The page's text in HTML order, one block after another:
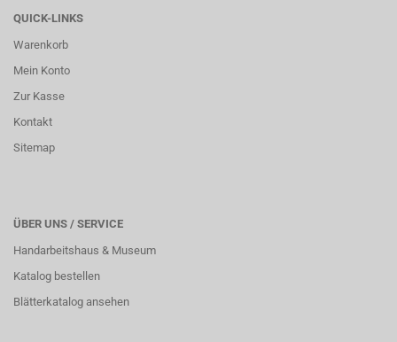
QUICK-LINKS
Warenkorb
Mein Konto
Zur Kasse
Kontakt
Sitemap
ÜBER UNS / SERVICE
Handarbeitshaus & Museum
Katalog bestellen
Blätterkatalog ansehen